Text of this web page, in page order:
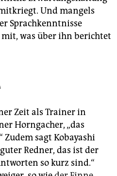
Und mangels
Sprachkenntnisse
was über ihn berichtet
Zeit als Trainer in
Horngacher, „das
Zudem sagt Kobayashi
Redner, das ist der
so kurz sind.“